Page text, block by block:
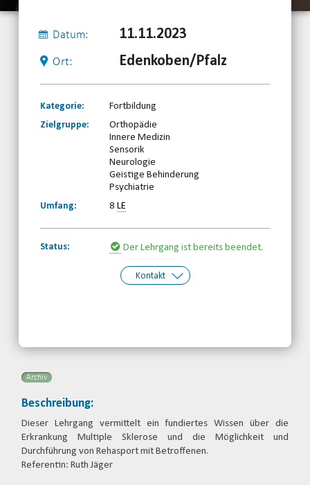
Datum: 11.11.2023
Ort: Edenkoben/Pfalz
Kategorie:
Fortbildung
Zielgruppe:
Orthopädie
Innere Medizin
Sensorik
Neurologie
Geistige Behinderung
Psychiatrie
Umfang:
8LE
Status: Der Lehrgang ist bereits beendet.
Kontakt
Archiv
Beschreibung:
Dieser Lehrgang vermittelt ein fundiertes Wissen über die
Erkrankung Multiple Sklerose und die Möglichkeit und
Durchführung von Rehasport mit Betroffenen.
Referentin: Ruth Jäger